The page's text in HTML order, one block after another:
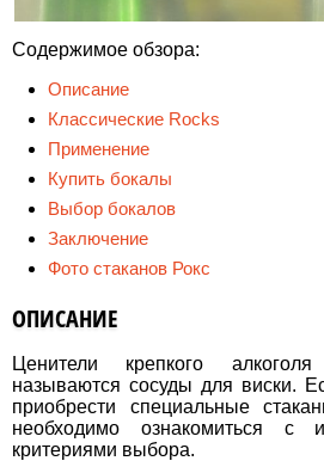
Содержимое обзора:
Описание
Классические Rocks
Применение
Купить бокалы
Выбор бокалов
Заключение
Фото стаканов Рокс
ОПИСАНИЕ
Ценители крепкого
называются сосуды для виски.
приобрести специальные
необходимо ознакомиться с
критериями выбора.